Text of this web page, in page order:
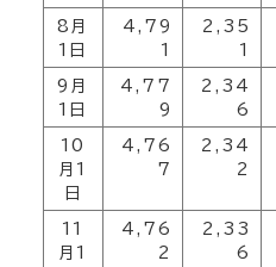
8月
1日
4,79
1
2,35
1
9月
1日
4,77
9
2,34
6
10
月1
日
4,76
7
2,34
2
11
月1
4,76
2
2,33
6